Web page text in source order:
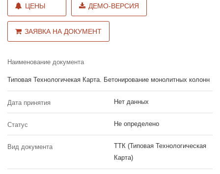
ЦЕНЫ ДЕМО-ВЕРСИЯ
ЗАЯВКА НА ДОКУМЕНТ
Наименование документа
Типовая Технологичекая Карта. Бетонирование монолитных колонн
Дата принятия Нет данных
Статус Не определено
Вид документа
ТТК (Типовая Технологическая
Карта)